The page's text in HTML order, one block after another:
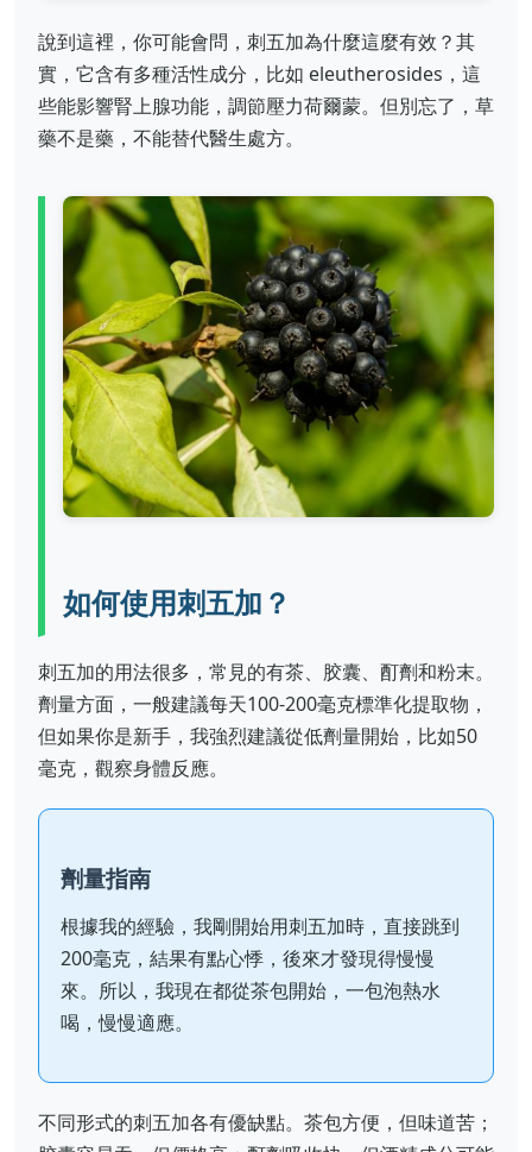
說到這裡，你可能會問，刺五加為什麼這麼有效？其
實，它含有多種活性成分，比如 eleutherosides，這
些能影響腎上腺功能，調節壓力荷爾蒙。但別忘了，草
藥不是藥，不能替代醫生處方。
如何使用刺五加？
刺五加的用法很多，常見的有茶、胶囊、酊劑和粉末。
劑量方面，一般建議每天100-200毫克標準化提取物，
但如果你是新手，我強烈建議從低劑量開始，比如50
毫克，觀察身體反應。
劑量指南
根據我的經驗，我剛開始用刺五加時，直接跳到
200毫克，結果有點心悸，後來才發現得慢慢
來。所以，我現在都從茶包開始，一包泡熱水
喝，慢慢適應。
不同形式的刺五加各有優缺點。茶包方便，但味道苦；